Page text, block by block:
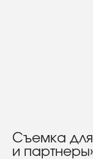
Съемка для
и